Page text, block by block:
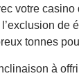
votre
de
tonnes
à